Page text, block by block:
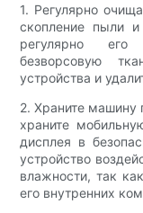
1. Регулярно
скопление пыли
регулярно
безворсовую
устройства и
2. Храните машину
храните
дисплея в
устройство
влажности, так
его внутренних